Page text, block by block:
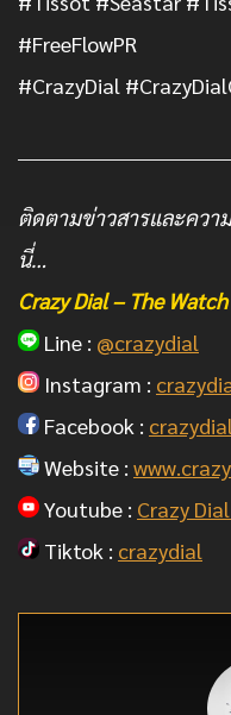
#FreeFlowPR
#CrazyDial
ติดตามข่าวสารและควา
นี่…
Crazy Dial – The
Line : @crazydial
Instagram :
Facebook :
Website :
Youtube : Crazy
Tiktok : crazydial